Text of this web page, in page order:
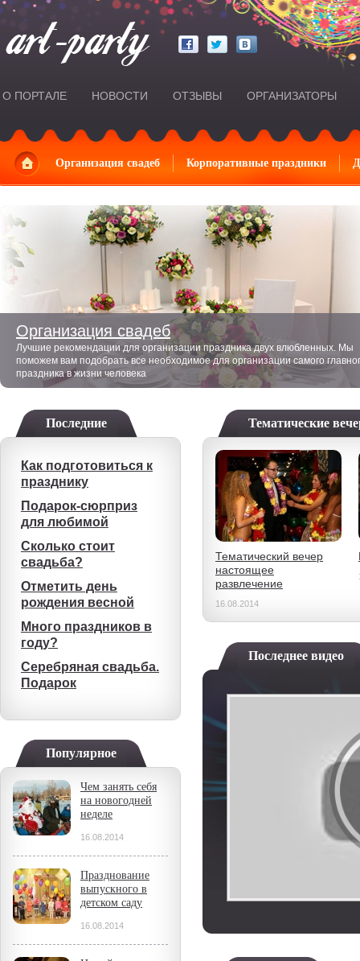
О ПОРТАЛЕ НОВОСТИ ОТЗЫВЫ ОРГАНИЗАТОРЫ
ГлавнаяОрганизация свадеб Корпоративные праздники
Организация свадеб
Лучшие рекомендации для организации праздника двух влюбленных. Мы
поможем вам подобрать все необходимое для организации самого
праздника в жизни человека
Последние
Как подготовиться к
празднику
Подарок-сюрприз
для любимой
Сколько стоит
свадьба?
Отметить день
рождения весной
Много праздников в
году?
Серебряная свадьба.
Подарок
Популярное
Чем занять себя
на новогодней
неделе
16.08.2014
Празднование
выпускного в
детском саду
16.08.2014
Тематические
Тематический вечер
настоящее
развлечение
16.08.2014
Последнее видео